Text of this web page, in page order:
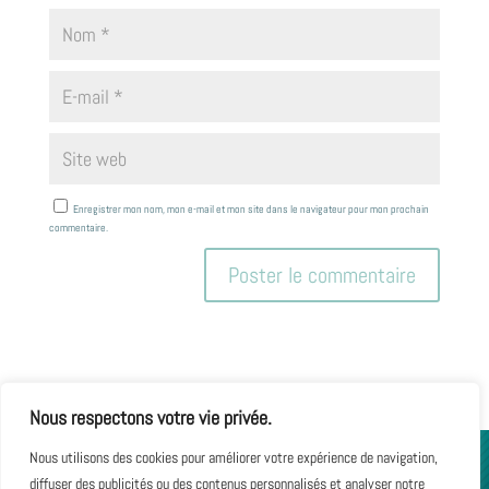
Nous respectons votre vie privée.
Nous utilisons des cookies pour améliorer votre expérience de navigation,
diffuser des publicités ou des contenus personnalisés et analyser notre
Enregistrer mon nom, mon e-mail et mon site dans le navigateur pour mon prochain
commentaire.